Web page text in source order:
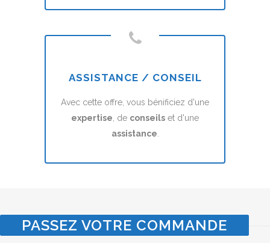
ASSISTANCE / CONSEIL
Avec cette offre, vous bénificiez d'une
expertise, de conseils et d'une
assistance.
PASSEZ VOTRE COMMANDE